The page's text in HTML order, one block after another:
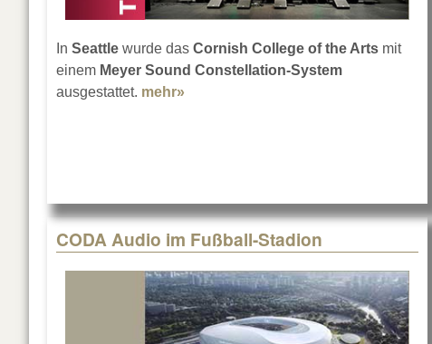
In Seattle wurde das Cornish College of the Arts mit
einem Meyer Sound Constellation-System
ausgestattet. mehr»
CODA Audio im Fußball-Stadion